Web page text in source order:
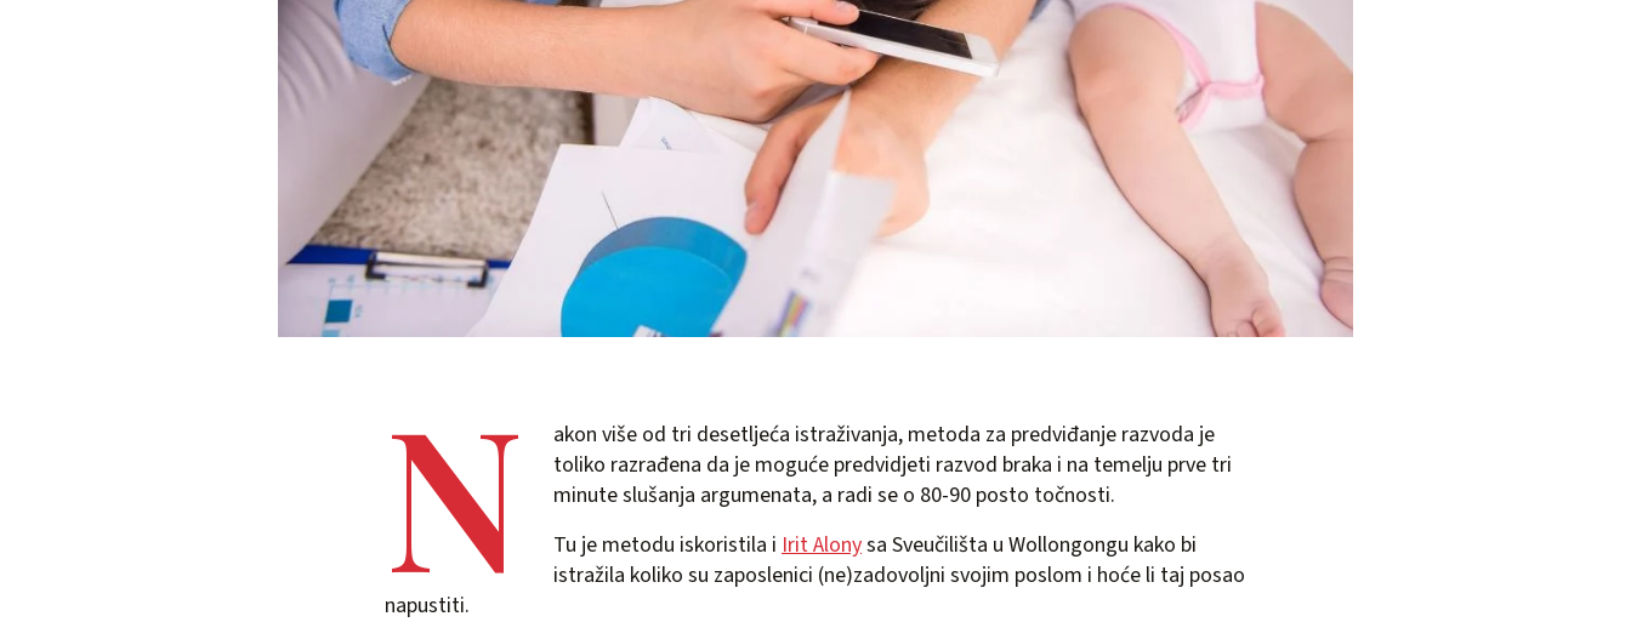
N
akon više od tri desetljeća istraživanja, metoda za predviđanje razvoda je
toliko razrađena da je moguće predvidjeti razvod braka i na temelju prve tri
minute slušanja argumenata, a radi se o 80-90 posto točnosti.
Tu je metodu iskoristila i Irit Alonysa Sveučilišta u Wollongongu kako bi
istražila koliko su zaposlenici (ne)zadovoljni svojim poslom i hoće li taj posao
napustiti.